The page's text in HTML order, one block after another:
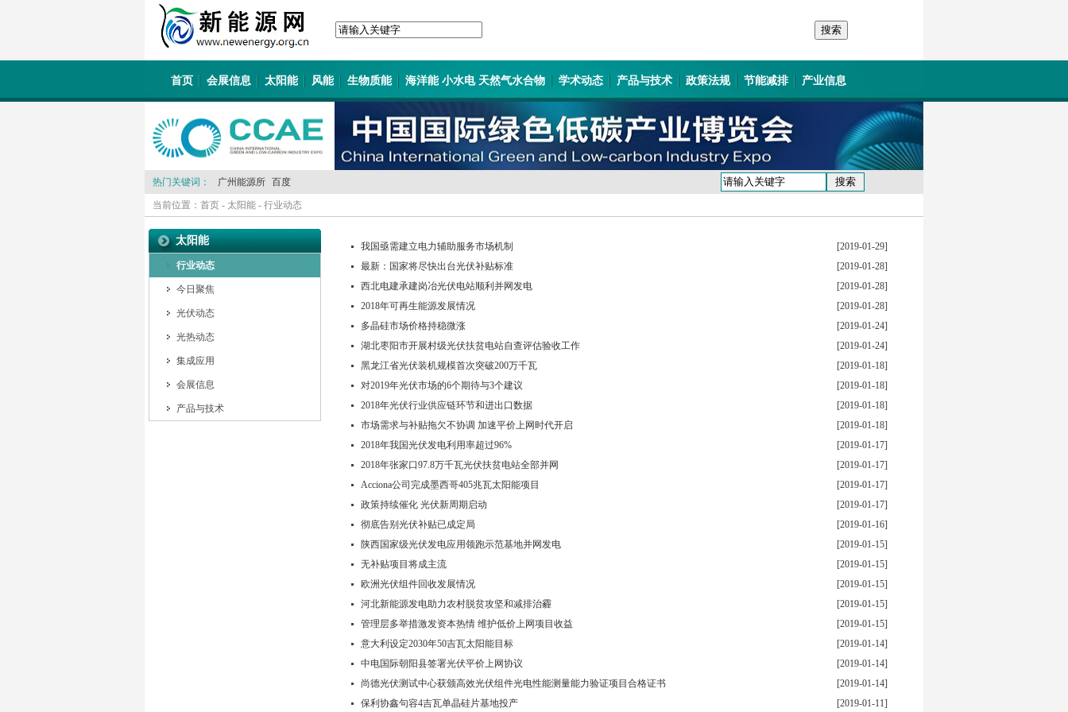
首页 会展信息 太阳能 风能 生物质能 海洋能 小水电 天然气水合物 学术动态 产品与技术 政策法规 节能减排 产业信息
热门关键词： 广州能源所 百度
当前位置： 首页 - 太阳能 - 行业动态
太阳能
行业动态
今日聚焦
光伏动态
光热动态
集成应用
会展信息
产品与技术
我国亟需建立电力辅助服务市场机制
[2019-01-29]
最新：国家将尽快出台光伏补贴标准
[2019-01-28]
西北电建承建岗冶光伏电站顺利并网发电
[2019-01-28]
2018年可再生能源发展情况
[2019-01-28]
多晶硅市场价格持稳微涨
[2019-01-24]
湖北枣阳市开展村级光伏扶贫电站自查评估验收工作
[2019-01-24]
黑龙江省光伏装机规模首次突破200万千瓦
[2019-01-18]
对2019年光伏市场的6个期待与3个建议
[2019-01-18]
2018年光伏行业供应链环节和进出口数据
[2019-01-18]
市场需求与补贴拖欠不协调 加速平价上网时代开启
[2019-01-18]
2018年我国光伏发电利用率超过96%
[2019-01-17]
2018年张家口97.8万千瓦光伏扶贫电站全部并网
[2019-01-17]
Acciona公司完成墨西哥405兆瓦太阳能项目
[2019-01-17]
政策持续催化 光伏新周期启动
[2019-01-17]
彻底告别光伏补贴已成定局
[2019-01-16]
陕西国家级光伏发电应用领跑示范基地并网发电
[2019-01-15]
无补贴项目将成主流
[2019-01-15]
欧洲光伏组件回收发展情况
[2019-01-15]
河北新能源发电助力农村脱贫攻坚和减排治霾
[2019-01-15]
管理层多举措激发资本热情 维护低价上网项目收益
[2019-01-15]
意大利设定2030年50吉瓦太阳能目标
[2019-01-14]
中电国际朝阳县签署光伏平价上网协议
[2019-01-14]
尚德光伏测试中心获颁高效光伏组件光电性能测量能力验证项目合格证书
[2019-01-14]
保利协鑫句容4吉瓦单晶硅片基地投产
[2019-01-11]